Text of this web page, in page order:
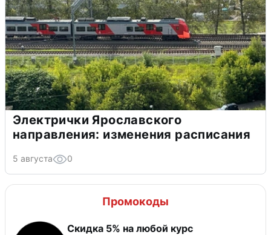
Электрички Ярославского
направления: изменения расписания
5 августа 0
Промокоды
Скидка 5% на любой курс